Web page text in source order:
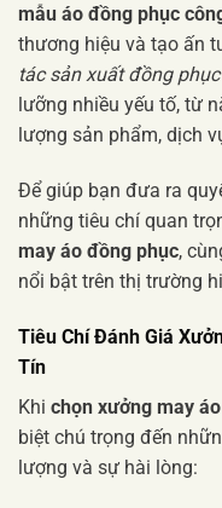
mẫu áo đồng phục
thương hiệu và tạo ấn
tác sản xuất đồng phục
lưỡng nhiều yếu tố, từ
lượng sản phẩm, dịch
Để giúp bạn đưa ra
những tiêu chí quan
may áo đồng phục,
nổi bật trên thị trường
Tiêu Chí Đánh Giá
Tín
Khi chọn xưởng may
biệt chú trọng đến
lượng và sự hài lòng: